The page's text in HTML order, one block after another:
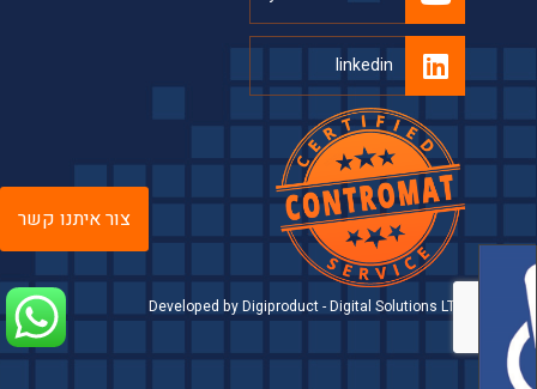
צור איתנו קשר
Developed by Digiproduct - Digital Solutions LTD
linkedin